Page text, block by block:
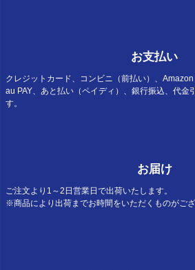
お支払い
クレジットカード、コンビニ（前払い）、Amazon
au PAY、あと払い（ペイディ）、銀行振込、代金
す。
お届け
ご注文より1～2日営業日で出荷いたします。
※商品により出荷までお時間をいただくものがござ